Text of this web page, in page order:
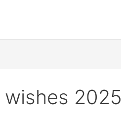
2025